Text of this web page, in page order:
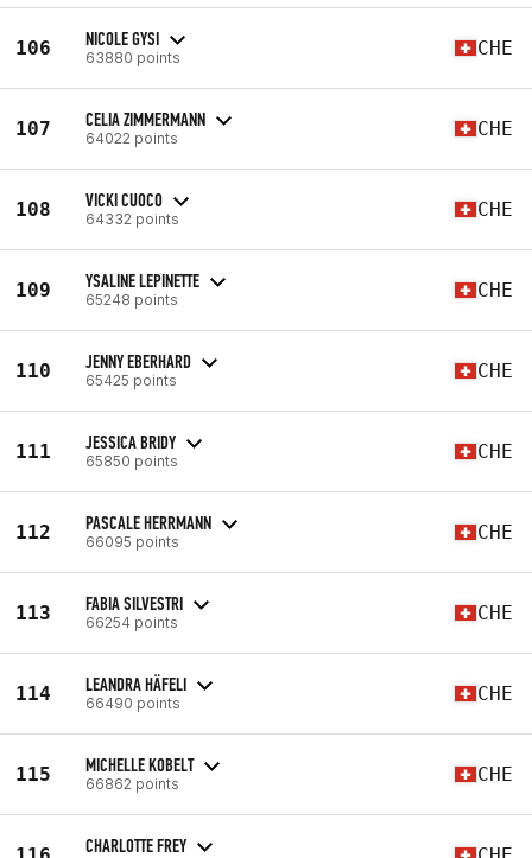
106 NICOLE GYSI
63880 points CHE
107 CELIA ZIMMERMANN
64022 points CHE
108 VICKI CUOCO
64332 points CHE
109 YSALINE LEPINETTE
65248 points CHE
110 JENNY EBERHARD
65425 points CHE
111 JESSICA BRIDY
65850 points CHE
112 PASCALE HERRMANN
66095 points CHE
113 FABIA SILVESTRI
66254 points CHE
114 LEANDRA HÄFELI
66490 points CHE
115 MICHELLE KOBELT
66862 points CHE
CHARLOTTE FREY